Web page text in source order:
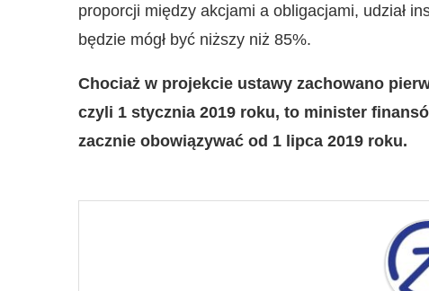
proporcji między akcjami a obligacjami, udział
będzie mógł być niższy niż 85%.
Chociaż w projekcie ustawy zachowano
czyli 1 stycznia 2019 roku, to minister
zacznie obowiązywać od 1 lipca 2019 roku.